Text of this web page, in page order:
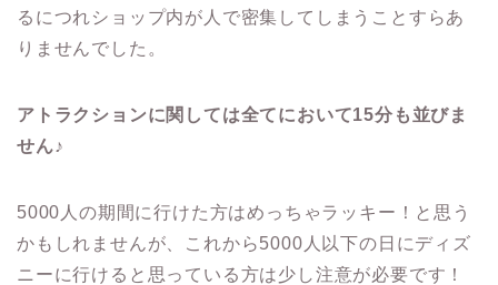
るにつれショップ内が人で密集してしまうことすらあ
りませんでした。
アトラクションに関しては全てにおいて15分も並びま
せん♪
5000人の期間に行けた方はめっちゃラッキー！と思う
かもしれませんが、これから5000人以下の日にディズ
ニーに行けると思っている方は少し注意が必要です！